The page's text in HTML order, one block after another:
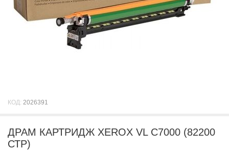
КОД: 2026391
ДРАМ КАРТРИДЖ XEROX VL C7000 (82200
СТР)